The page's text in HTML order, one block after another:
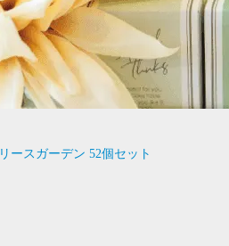
リースガーデン 52個セット